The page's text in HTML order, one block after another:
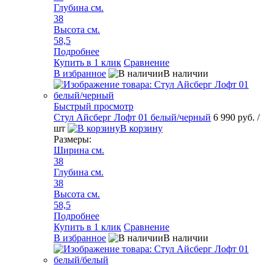
Глубина см.
38
Высота см.
58,5
Подробнее
Купить в 1 клик Сравнение
В избранное
В наличии
Быстрый просмотр
Стул Айсберг Лофт 01 белый/черный 6 990 руб. /
шт
В корзину
Размеры:
Ширина см.
38
Глубина см.
38
Высота см.
58,5
Подробнее
Купить в 1 клик Сравнение
В избранное
В наличии